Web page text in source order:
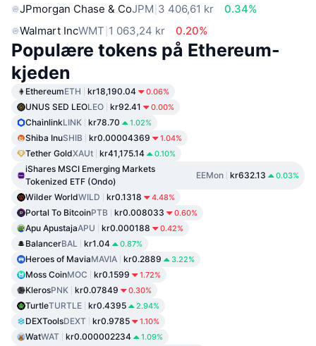
JPmorgan Chase & CoJPM 3 406,61 kr
0.34%
Walmart IncWMT 1 063,24 kr 0.20%
Populære tokens på Ethereum-
kjeden
EthereumETH kr18,190.04 0.06%
UNUS SED LEOLEO kr92.41 0.00%
ChainlinkLINK kr78.70 1.02%
Shiba InuSHIB kr0.00004369 1.04%
Tether GoldXAUt kr41,175.14 0.10%
iShares MSCI Emerging Markets
Tokenized ETF (Ondo)
EEMon kr632.13 0.03%
Wilder WorldWILD kr0.1318 4.48%
Portal To BitcoinPTB kr0.008033 0.60%
Apu ApustajaAPU kr0.000188 0.42%
BalancerBAL kr1.04 0.87%
Heroes of MaviaMAVIA kr0.2889 3.22%
Moss CoinMOC kr0.1599 1.72%
KlerosPNK kr0.07849 0.30%
TurtleTURTLE kr0.4395 2.94%
DEXToolsDEXT kr0.9785 1.10%
WatWAT kr0.000002234 1.09%